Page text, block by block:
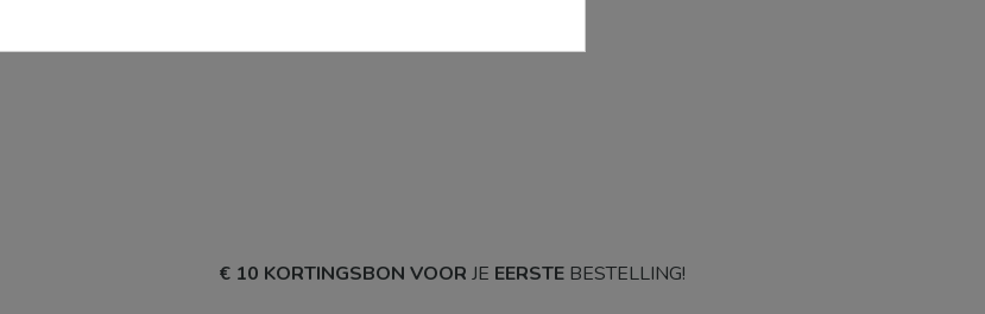
€ 10 KORTINGSBON VOOR JE EERSTE BESTELLING!